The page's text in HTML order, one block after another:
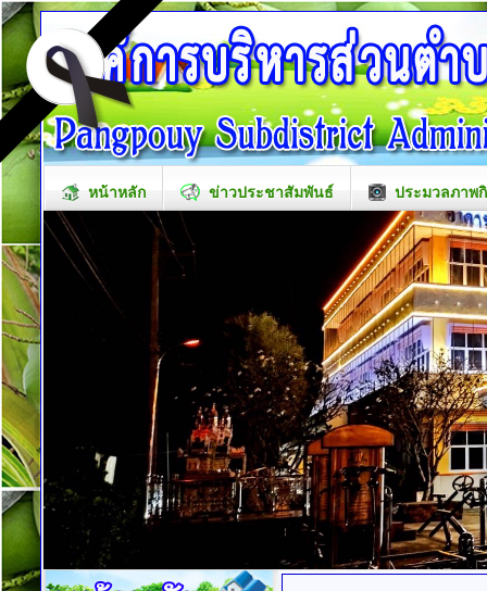
หน้าหลัก ข่าวประชาสัมพันธ์ ประมวลภาพ